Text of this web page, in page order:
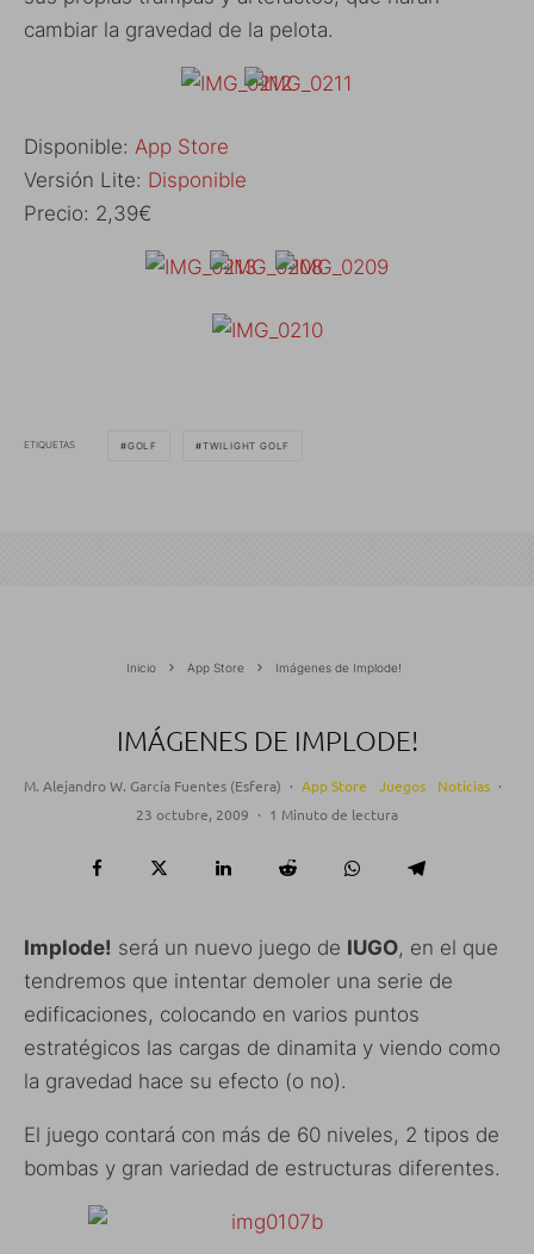
cambiar la gravedad de la pelota.
Disponible: App Store
Versión Lite: Disponible
Precio: 2,39€
ETIQUETAS GOLF TWILIGHT GOLF
Inicio App Store Imágenes de Implode!
IMÁGENES DE IMPLODE!
M. Alejandro W. García Fuentes (Esfera) · App Store Juegos Noticias ·
23 octubre, 2009 · 1 Minuto de lectura
Implode! será un nuevo juego de IUGO, en el que
tendremos que intentar demoler una serie de
edificaciones, colocando en varios puntos
estratégicos las cargas de dinamita y viendo como
la gravedad hace su efecto (o no).
El juego contará con más de 60 niveles, 2 tipos de
bombas y gran variedad de estructuras diferentes.